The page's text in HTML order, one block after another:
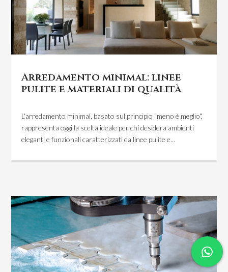
Arredamento minimal: linee
pulite e materiali di qualità
L'arredamento minimal, basato sul principio "meno è meglio",
rappresenta oggi la scelta ideale per chi desidera ambienti
eleganti e funzionali caratterizzati da linee pulite e...